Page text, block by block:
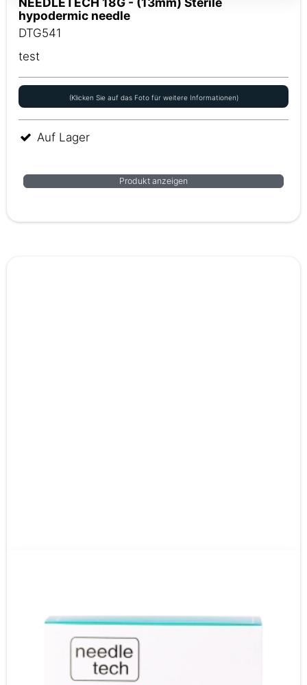
hypodermic needle
DTG541
test
(Klicken Sie auf das Foto für weitere Informationen)
Auf Lager
Produkt anzeigen